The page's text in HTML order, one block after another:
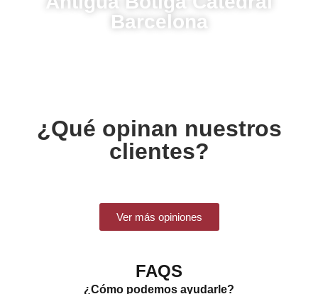
Barcelona
¿Qué opinan nuestros
clientes?
Ver más opiniones
FAQS
¿Cómo podemos ayudarle?